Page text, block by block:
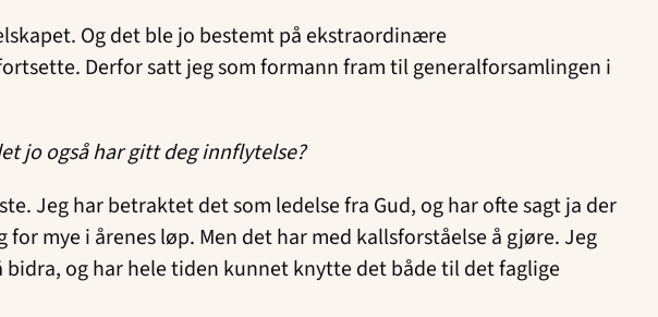
Og det ble jo bestemt på ekstraordinære
Derfor satt jeg som formann fram til generalforsamlingen i
jo også har gitt deg innflytelse?
Jeg har betraktet det som ledelse fra Gud, og har ofte sagt ja der
mye i årenes løp. Men det har med kallsforståelse å gjøre. Jeg
og har hele tiden kunnet knytte det både til det faglige